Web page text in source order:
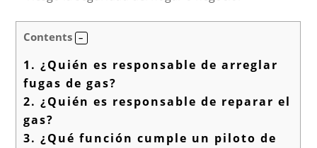
Contents
1. ¿Quién es responsable de arreglar
fugas de gas?
2. ¿Quién es responsable de reparar el
gas?
3. ¿Qué función cumple un piloto de